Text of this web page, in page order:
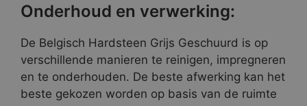
Onderhoud en verwerking:
De Belgisch Hardsteen Grijs Geschuurd is op
verschillende manieren te reinigen, impregneren
en te onderhouden. De beste afwerking kan het
beste gekozen worden op basis van de ruimte